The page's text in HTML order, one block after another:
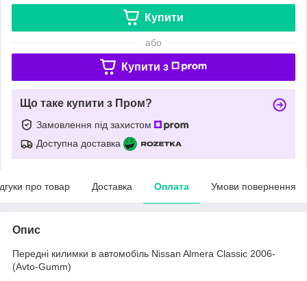
Купити
або
Купити з
Що таке купити з Пром?
Замовлення під захистом
Доступна доставка
про товар Доставка Оплата Умови повернення
Опис
Передні килимки в автомобіль Nissan Almera Classic 2006-
(Avto-Gumm)